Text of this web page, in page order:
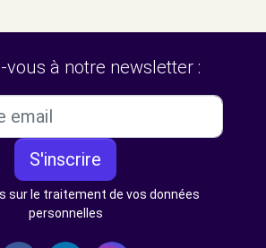
vous à notre newsletter :
S'inscrire
sur le traitement de vos données
personnelles